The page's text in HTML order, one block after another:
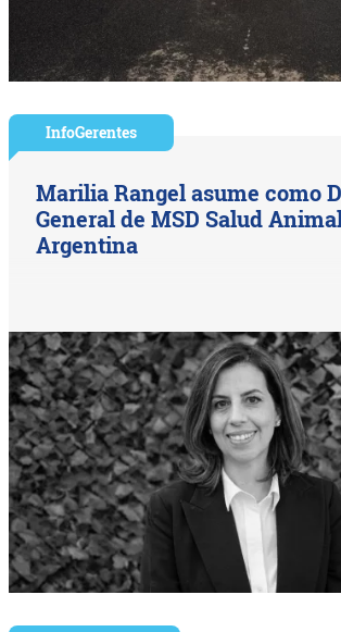
InfoGerentes
Marilia Rangel asume como
General de MSD Salud
Argentina